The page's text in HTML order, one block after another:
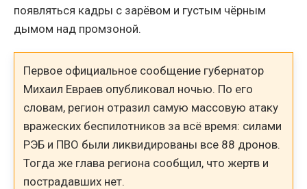
появляться кадры с зарёвом и густым чёрным
дымом над промзоной.
Первое официальное сообщение губернатор
Михаил Евраев опубликовал ночью. По его
словам, регион отразил самую массовую атаку
вражеских беспилотников за всё время: силами
РЭБ и ПВО были ликвидированы все 88 дронов.
Тогда же глава региона сообщил, что жертв и
пострадавших нет.